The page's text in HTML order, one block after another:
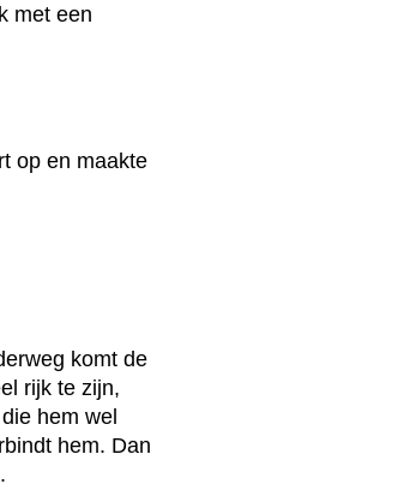
met een
op en maakte
komt de
rijk te zijn,
hem wel
hem. Dan